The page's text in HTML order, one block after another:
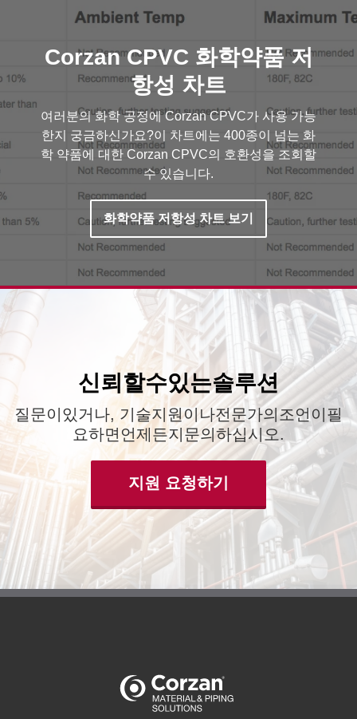
Corzan CPVC 화학약품 저
항성 차트
여러분의 화학 공정에 Corzan CPVC가 사용 가능
한지 궁금하신가요?이 차트에는 400종이 넘는 화
학 약품에 대한 Corzan CPVC의 호환성을 조회할
수 있습니다.
화학약품 저항성 차트 보기
신뢰할수있는솔루션
질문이있거나, 기술지원이나전문가의조언이필
요하면언제든지문의하십시오.
지원 요청하기